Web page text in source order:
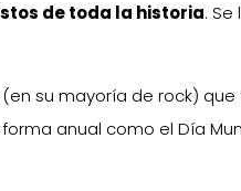
de toda la historia.
su mayoría de rock)
anual como el Día